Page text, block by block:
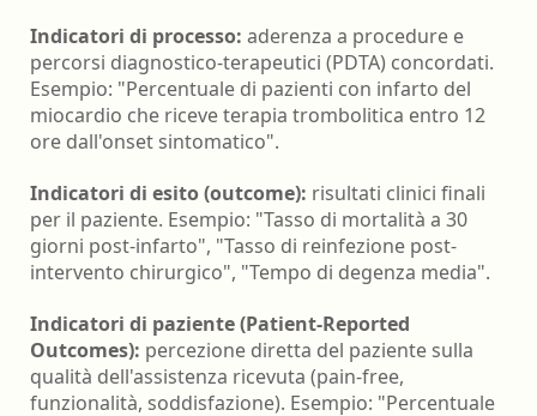
Indicatori di processo: aderenza a procedure e
percorsi diagnostico-terapeutici (PDTA) concordati.
Esempio: "Percentuale di pazienti con infarto del
miocardio che riceve terapia trombolitica entro 12
ore dall'onset sintomatico".
Indicatori di esito (outcome): risultati clinici finali
per il paziente. Esempio: "Tasso di mortalità a 30
giorni post-infarto", "Tasso di reinfezione post-
intervento chirurgico", "Tempo di degenza media".
Indicatori di paziente (Patient-Reported
Outcomes): percezione diretta del paziente sulla
qualità dell'assistenza ricevuta (pain-free,
funzionalità, soddisfazione). Esempio: "Percentuale